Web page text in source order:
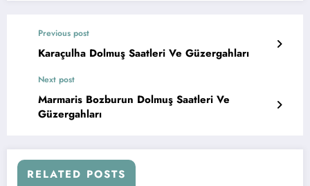
Previous post
Karaçulha Dolmuş Saatleri Ve Güzergahları
Next post
Marmaris Bozburun Dolmuş Saatleri Ve
Güzergahları
RELATED POSTS